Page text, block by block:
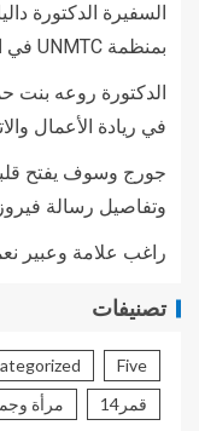
السفيرة الدكتورة
بمنظمة UNMTC في المملكة العربية السعودية
الدكتورة روعه بنت
في ريادة الأعمال
جورج وسوف يفتح
وتفاصيل رسالة
راغب علامة وعبير
تصنيفات
Five
قمر14
مرأة